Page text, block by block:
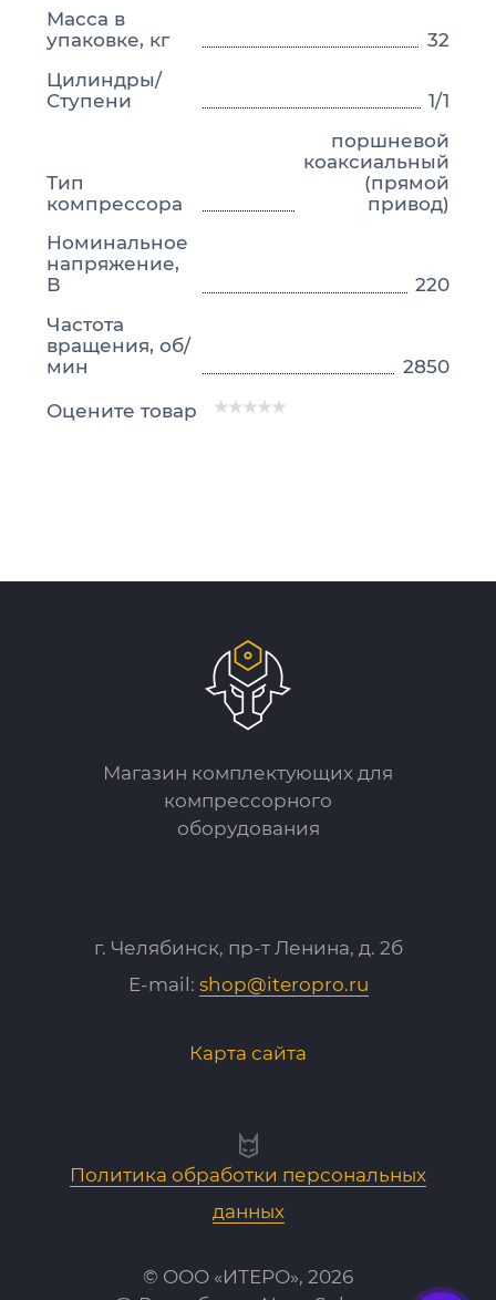
Масса в
упаковке, кг
32
Цилиндры/
Ступени
1/1
Тип
компрессора
поршневой
коаксиальный
(прямой
привод)
Номинальное
напряжение,
В
220
Частота
вращения, об/
мин
2850
Оцените товар
Магазин комплектующих для
компрессорного
оборудования
г. Челябинск, пр-т Ленина, д. 2б
E-mail: shop@iteropro.ru
Карта сайта
© ООО «ИТЕРО», 2026
Политика обработки персональных
данных